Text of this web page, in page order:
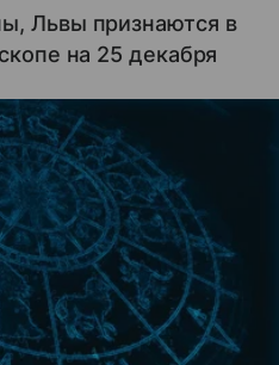
Львы признаются в
на 25 декабря